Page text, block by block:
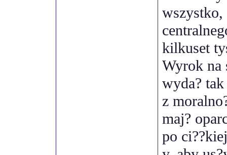
wszystko,
kilkuset
Wyrok na
wyda?
z
maj?
po